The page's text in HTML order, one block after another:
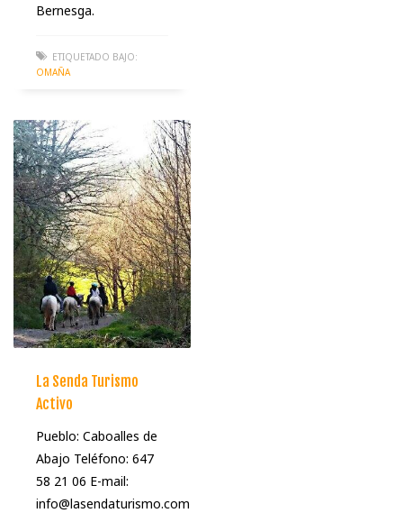
Bernesga.
ETIQUETADO BAJO:
OMAÑA
La Senda Turismo
Activo
Pueblo: Caboalles de
Abajo Teléfono: 647
58 21 06 E-mail:
info@lasendaturismo.com